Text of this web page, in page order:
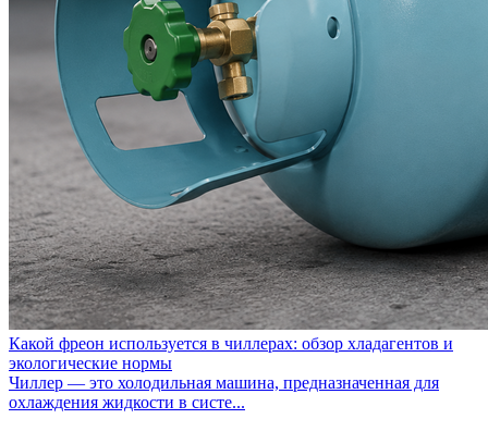
Какой фреон используется в чиллерах: обзор хладагентов и
экологические нормы
Чиллер — это холодильная машина, предназначенная для
охлаждения жидкости в систе...